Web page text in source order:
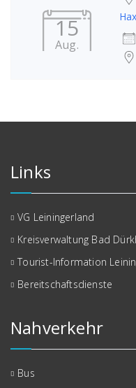
15
Aug.
Links
VG Leiningerland
Kreisverwaltung Bad
Tourist-Information
Bereitschaftsdienste
Nahverkehr
Bus